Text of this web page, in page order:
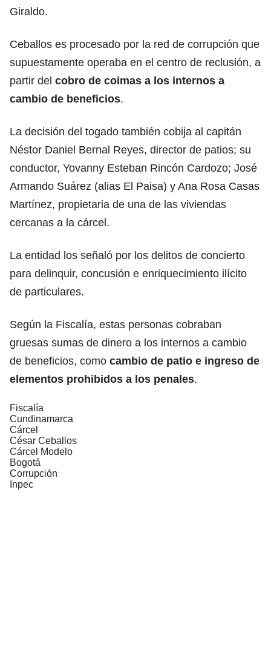
Giraldo.
Ceballos es procesado por la red de corrupción que
supuestamente operaba en el centro de reclusión, a
partir del cobro de coimas a los internos a
cambio de beneficios.
La decisión del togado también cobija al capitán
Néstor Daniel Bernal Reyes, director de patios; su
conductor, Yovanny Esteban Rincón Cardozo; José
Armando Suárez (alias El Paisa) y Ana Rosa Casas
Martínez, propietaria de una de las viviendas
cercanas a la cárcel.
La entidad los señaló por los delitos de concierto
para delinquir, concusión e enriquecimiento ilícito
de particulares.
Según la Fiscalía, estas personas cobraban
gruesas sumas de dinero a los internos a cambio
de beneficios, como cambio de patio e ingreso de
elementos prohibidos a los penales.
Fiscalía
Cundinamarca
Cárcel
César Ceballos
Cárcel Modelo
Bogotá
Corrupción
Inpec